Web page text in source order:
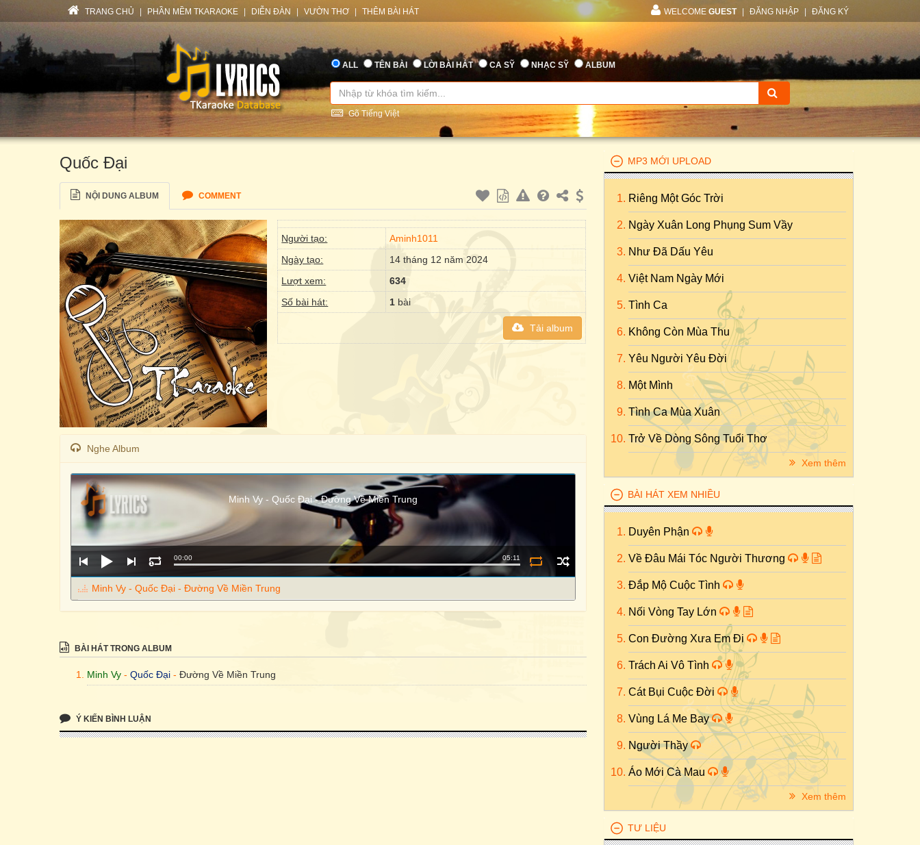
TRANG CHỦ PHẦN MỀM TKARAOKE DIỄN ĐÀN VƯỜN THƠ THÊM BÀI HÁT WELCOME GUEST ĐĂNG NHẬP ĐĂNG KÝ
ALL TÊN BÀI LỜI BÀI HÁT CA SỸ NHẠC SỸ ALBUM
Gõ Tiếng Việt
Quốc Đại
NỘI DUNG ALBUM COMMENT
Người tạo:
Aminh1011
Ngày tạo:
14 tháng 12 năm 2024
Lượt xem:
634
Số bài hát:
1 bài
Tải album
Nghe Album
Minh Vy - Quốc Đại - Đường Về Miền Trung
00:00 05:11
Minh Vy - Quốc Đại - Đường Về Miền Trung
BÀI HÁT TRONG ALBUM
Minh Vy - Quốc Đại - Đường Về Miền Trung
Ý KIẾN BÌNH LUẬN
MP3 MỚI UPLOAD
Riêng Một Góc Trời
Ngày Xuân Long Phụng Sum Vầy
Như Đã Dấu Yêu
Việt Nam Ngày Mới
Tình Ca
Không Còn Mùa Thu
Yêu Người Yêu Đời
Một Mình
Tình Ca Mùa Xuân
Trở Về Dòng Sông Tuổi Thơ
Xem thêm
BÀI HÁT XEM NHIỀU
Duyên Phận
Về Đâu Mái Tóc Người Thương
Đắp Mộ Cuộc Tình
Nối Vòng Tay Lớn
Con Đường Xưa Em Đi
Trách Ai Vô Tình
Cát Bụi Cuộc Đời
Vùng Lá Me Bay
Người Thầy
Áo Mới Cà Mau
Xem thêm
TƯ LIỆU